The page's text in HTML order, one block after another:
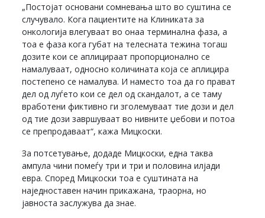
„Постојат основани сомневања што во суштина се
случувало. Кога пациентите на Клиниката за
онкологија влегуваат во онаа терминална фаза, а
тоа е фаза кога губат на телесната тежина тогаш
дозите кои се аплицираат пропорционално се
намалуваат, односно количината која се аплицира
постепено се намалува. И наместо тоа да го прават
дел од луѓето кои се дел од скандалот, а се таму
вработени фиктивно ги зголемуваат тие дози и дел
од тие дози завршуваат во нивните џебови и потоа
се препродаваат“, кажа Мицкоски.
За потсетување, додаде Мицкоски, една таква
ампула чини помеѓу три и три и половина илјади
евра. Според Мицкоски тоа е суштината на
наједноставен начин прикажана, траорна, но
јавноста заслужува да знае.